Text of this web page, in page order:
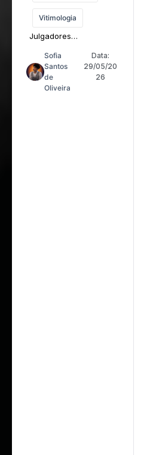
Vitimologia
Julgadores
emocionais
duradouros sobre
crianças atingidas
pela violência letal
Sofia
Santos
de
Oliveira
Data:
29/05/20
26